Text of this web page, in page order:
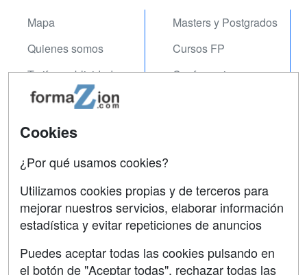
Mapa
Quienes somos
Tarifas publicidad
Acceso Usuarios
Acceso Centros
Masters y Postgrados
Cursos FP
Conferencias
Contactar
Confidencialidad
Aviso legal
Copyleft
Cookies
¿Por qué usamos cookies?
Utilizamos cookies propias y de terceros para
mejorar nuestros servicios, elaborar información
estadística y evitar repeticiones de anuncios
Puedes aceptar todas las cookies pulsando en
el botón de "Aceptar todas", rechazar todas las